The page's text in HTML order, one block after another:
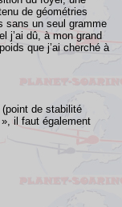
de géométries
sans un seul gramme
j’ai dû, à mon grand
que j’ai cherché à
de stabilité
il faut également